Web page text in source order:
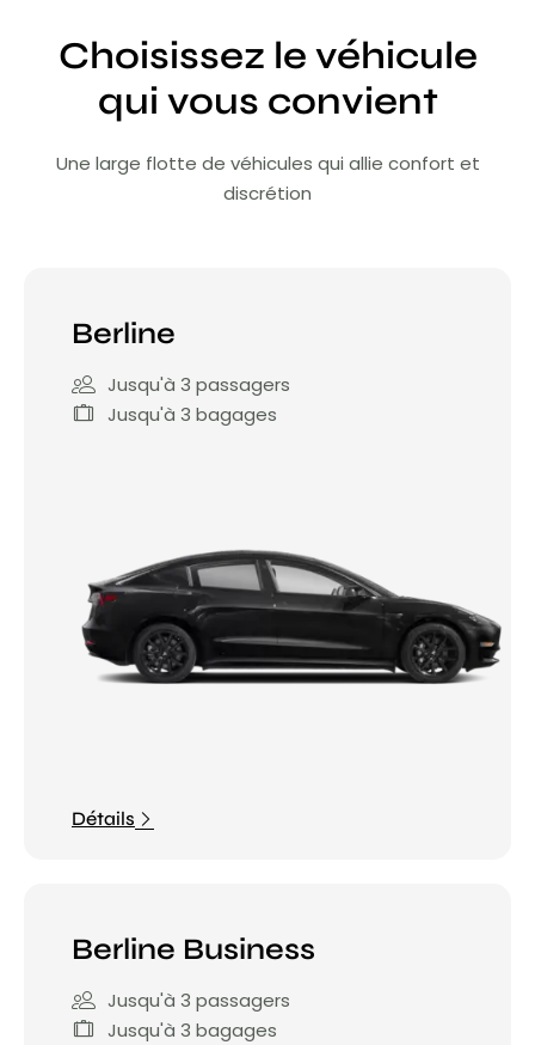
Choisissez le véhicule
qui vous convient
Une large flotte de véhicules qui allie confort et
discrétion
Berline
Jusqu'à 3 passagers
Jusqu'à 3 bagages
Détails
Berline Business
Jusqu'à 3 passagers
Jusqu'à 3 bagages